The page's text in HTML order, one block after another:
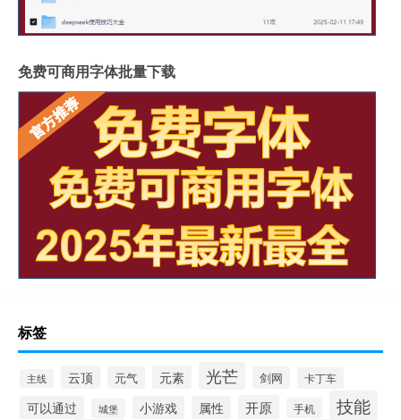
免费可商用字体批量下载
标签
主线 云顶 元气 元素 光芒 剑网 卡丁车
可以通过 城堡 小游戏 属性 开原 手机 技能